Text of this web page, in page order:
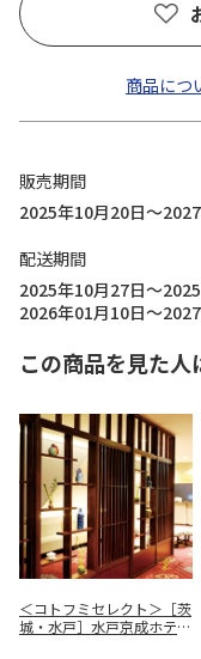
商品につ
販売期間
2025年10月20日～
配送期間
2025年10月27日～
2026年01月10日～
この商品を見た
＜コトフミセレクト＞［茨
城・水戸］水戸京成ホテ